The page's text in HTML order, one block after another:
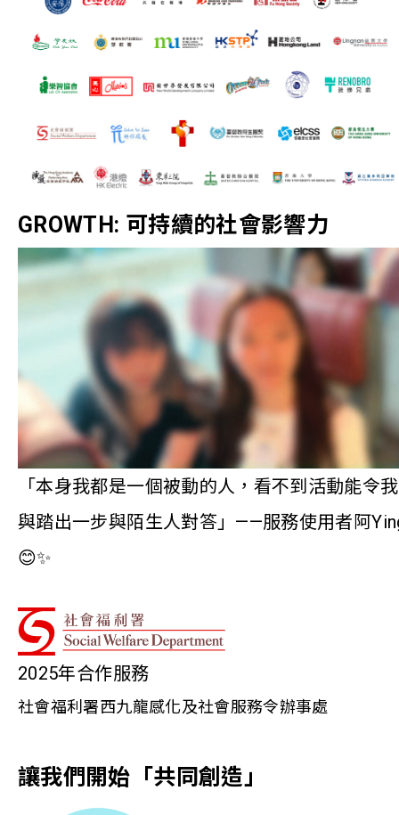
GROWTH: 可持續的社會影響力
「本身我都是一個被動的人，看不到活動能令我
與踏出一步與陌生人對答」——服務使用者阿
😊✨
2025年合作服務
社會福利署西九龍感化及社會服務令辦事處
讓我們開始「共同創造」